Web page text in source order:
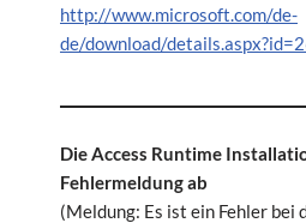
http://www.microsoft.com/de-
de/download/
Die Access Runtime
Fehlermeldung ab
(Meldung: Es ist ein Fehler